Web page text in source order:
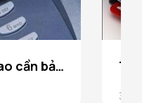
Mã CVV/CVC là gì? Vì sao cần bảo mật mã này?
3